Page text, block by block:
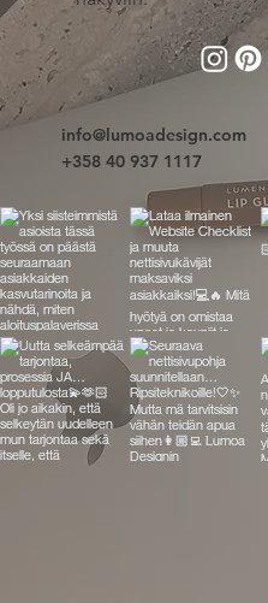
info@lumoadesign.com
+358 40 937 1117